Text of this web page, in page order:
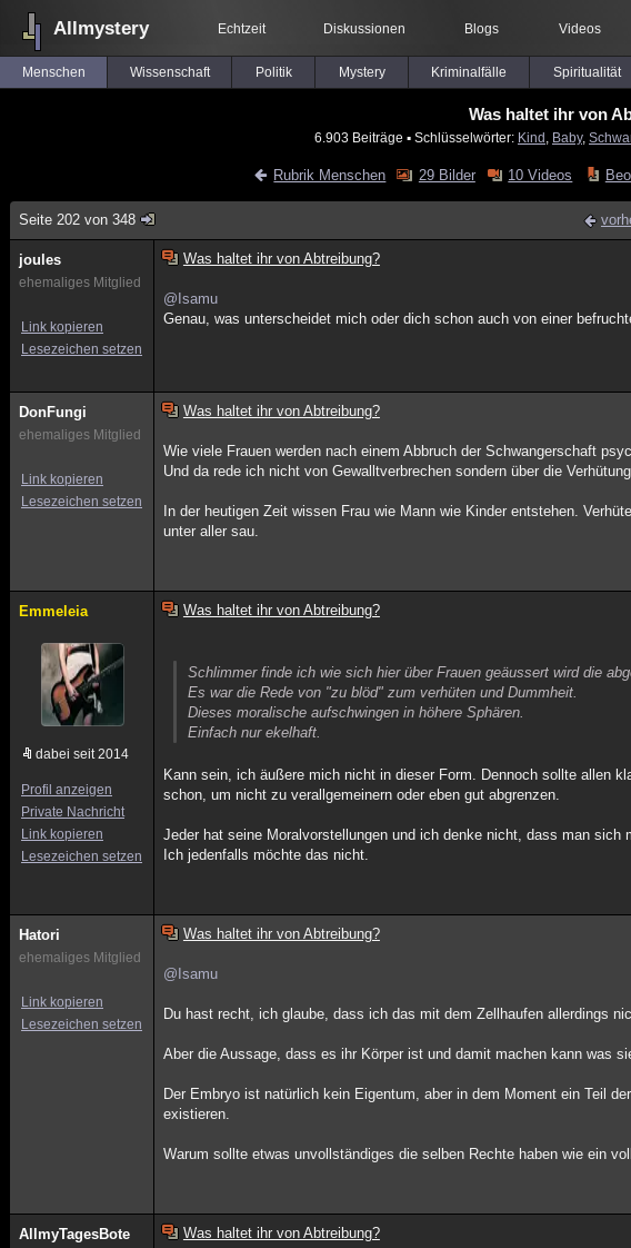
Allmystery Echtzeit Diskussionen Blogs Videos
Menschen Wissenschaft Politik Mystery Kriminalfälle Spiritualität
Was haltet ihr von
6.903 Beiträge ▪ Schlüsselwörter: Kind Baby,
Rubrik Menschen 29 Bilder 10 Videos
Seite 202 von 348
joules
ehemaliges Mitglied
Link kopieren
Lesezeichen setzen
Was haltet ihr von Abtreibung?
@Isamu
Genau, was unterscheidet mich oder dich schon auch von einer
DonFungi
ehemaliges Mitglied
Link kopieren
Lesezeichen setzen
Was haltet ihr von Abtreibung?
Wie viele Frauen werden nach einem Abbruch der Schwangerschaft
Und da rede ich nicht von Gewalltverbrechen sondern über die
In der heutigen Zeit wissen Frau wie Mann wie Kinder entstehen.
unter aller sau.
Emmeleia
dabei seit 2014
Profil anzeigen
Private Nachricht
Link kopieren
Lesezeichen setzen
Was haltet ihr von Abtreibung?
Schlimmer finde ich wie sich hier über Frauen geäussert wird die
Es war die Rede von "zu blöd" zum verhüten und Dummheit.
Dieses moralische aufschwingen in höhere Sphären.
Einfach nur ekelhaft.
Kann sein, ich äußere mich nicht in dieser Form. Dennoch sollte allen
schon, um nicht zu verallgemeinern oder eben gut abgrenzen.
Jeder hat seine Moralvorstellungen und ich denke nicht, dass man sich
Ich jedenfalls möchte das nicht.
Hatori
ehemaliges Mitglied
Link kopieren
Lesezeichen setzen
Was haltet ihr von Abtreibung?
@Isamu
Du hast recht, ich glaube, dass ich das mit dem Zellhaufen allerdings
Aber die Aussage, dass es ihr Körper ist und damit machen kann was
Der Embryo ist natürlich kein Eigentum, aber in dem Moment ein Teil
existieren.
Warum sollte etwas unvollständiges die selben Rechte haben wie ein
AllmyTagesBote Was haltet ihr von Abtreibung?